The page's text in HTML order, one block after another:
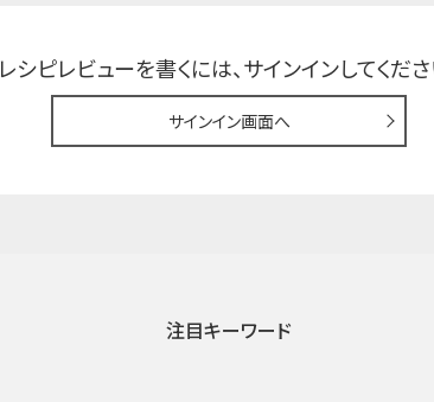
レシピレビューを書くには、サインインしてくださ
サインイン画面へ
注目キーワード